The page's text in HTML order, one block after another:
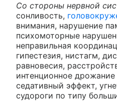
Со стороны нервной
сонливость,
внимания, нарушение
психомоторные
неправильная
гипестезия, нистагм,
равновесия,
интенционное
седативный эффект,
судороги по типу